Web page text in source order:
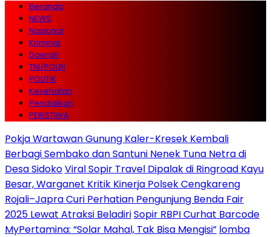
Beranda
NEWS
Nasional
Kriminal
Daerah
TNI/POLRI
POLITIK
Kesehatan
Pendidikan
PERISTIWA
Pokja Wartawan Gunung Kaler-Kresek Kembali
Berbagi Sembako dan Santuni Nenek Tuna Netra di
Desa SidokoViral Sopir Travel Dipalak di Ringroad Kayu
Besar, Warganet Kritik Kinerja Polsek Cengkareng
Rojali–Japra Curi Perhatian Pengunjung Benda Fair
2025 Lewat Atraksi BeladiriSopir RBPI Curhat Barcode
MyPertamina: “Solar Mahal, Tak Bisa Mengisi” lomba